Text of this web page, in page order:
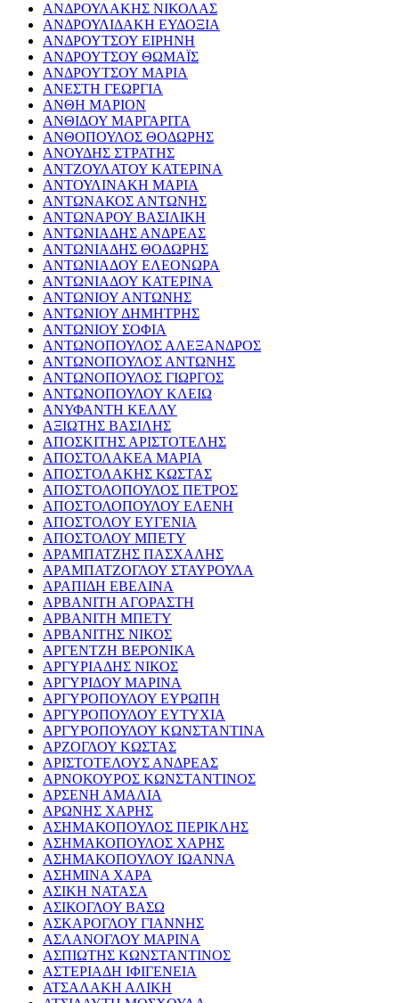
ΑΝΔΡΟΥΛΑΚΗΣ ΝΙΚΟΛΑΣ
ΑΝΔΡΟΥΛΙΔΑΚΗ ΕΥΔΟΞΙΑ
ΑΝΔΡΟΥΤΣΟΥ ΕΙΡΗΝΗ
ΑΝΔΡΟΥΤΣΟΥ ΘΩΜΑΪΣ
ΑΝΔΡΟΥΤΣΟΥ ΜΑΡΙΑ
ΑΝΕΣΤΗ ΓΕΩΡΓΙΑ
ΑΝΘΗ ΜΑΡΙΟΝ
ΑΝΘΙΔΟΥ ΜΑΡΓΑΡΙΤΑ
ΑΝΘΟΠΟΥΛΟΣ ΘΟΔΩΡΗΣ
ΑΝΟΥΔΗΣ ΣΤΡΑΤΗΣ
ΑΝΤΖΟΥΛΑΤΟΥ ΚΑΤΕΡΙΝΑ
ΑΝΤΟΥΛΙΝΑΚΗ ΜΑΡΙΑ
ΑΝΤΩΝΑΚΟΣ ΑΝΤΩΝΗΣ
ΑΝΤΩΝΑΡΟΥ ΒΑΣΙΛΙΚΗ
ΑΝΤΩΝΙΑΔΗΣ ΑΝΔΡΕΑΣ
ΑΝΤΩΝΙΑΔΗΣ ΘΟΔΩΡΗΣ
ΑΝΤΩΝΙΑΔΟΥ ΕΛΕΟΝΩΡΑ
ΑΝΤΩΝΙΑΔΟΥ ΚΑΤΕΡΙΝΑ
ΑΝΤΩΝΙΟΥ ΑΝΤΩΝΗΣ
ΑΝΤΩΝΙΟΥ ΔΗΜΗΤΡΗΣ
ΑΝΤΩΝΙΟΥ ΣΟΦΙΑ
ΑΝΤΩΝΟΠΟΥΛΟΣ ΑΛΕΞΑΝΔΡΟΣ
ΑΝΤΩΝΟΠΟΥΛΟΣ ΑΝΤΩΝΗΣ
ΑΝΤΩΝΟΠΟΥΛΟΣ ΓΙΩΡΓΟΣ
ΑΝΤΩΝΟΠΟΥΛΟΥ ΚΛΕΙΩ
ΑΝΥΦΑΝΤΗ ΚΕΛΛΥ
ΑΞΙΩΤΗΣ ΒΑΣΙΛΗΣ
ΑΠΟΣΚΙΤΗΣ ΑΡΙΣΤΟΤΕΛΗΣ
ΑΠΟΣΤΟΛΑΚΕΑ ΜΑΡΙΑ
ΑΠΟΣΤΟΛΑΚΗΣ ΚΩΣΤΑΣ
ΑΠΟΣΤΟΛΟΠΟΥΛΟΣ ΠΕΤΡΟΣ
ΑΠΟΣΤΟΛΟΠΟΥΛΟΥ ΕΛΕΝΗ
ΑΠΟΣΤΟΛΟΥ ΕΥΓΕΝΙΑ
ΑΠΟΣΤΟΛΟΥ ΜΠΕΤΥ
ΑΡΑΜΠΑΤΖΗΣ ΠΑΣΧΑΛΗΣ
ΑΡΑΜΠΑΤΖΟΓΛΟΥ ΣΤΑΥΡΟΥΛΑ
ΑΡΑΠΙΔΗ ΕΒΕΛΙΝΑ
ΑΡΒΑΝΙΤΗ ΑΓΟΡΑΣΤΗ
ΑΡΒΑΝΙΤΗ ΜΠΕΤΥ
ΑΡΒΑΝΙΤΗΣ ΝΙΚΟΣ
ΑΡΓΕΝΤΖΗ ΒΕΡΟΝΙΚΑ
ΑΡΓΥΡΙΑΔΗΣ ΝΙΚΟΣ
ΑΡΓΥΡΙΔΟΥ ΜΑΡΙΝΑ
ΑΡΓΥΡΟΠΟΥΛΟΥ ΕΥΡΩΠΗ
ΑΡΓΥΡΟΠΟΥΛΟΥ ΕΥΤΥΧΙΑ
ΑΡΓΥΡΟΠΟΥΛΟΥ ΚΩΝΣΤΑΝΤΙΝΑ
ΑΡΖΟΓΛΟΥ ΚΩΣΤΑΣ
ΑΡΙΣΤΟΤΕΛΟΥΣ ΑΝΔΡΕΑΣ
ΑΡΝΟΚΟΥΡΟΣ ΚΩΝΣΤΑΝΤΙΝΟΣ
ΑΡΣΕΝΗ ΑΜΑΛΙΑ
ΑΡΩΝΗΣ ΧΑΡΗΣ
ΑΣΗΜΑΚΟΠΟΥΛΟΣ ΠΕΡΙΚΛΗΣ
ΑΣΗΜΑΚΟΠΟΥΛΟΣ ΧΑΡΗΣ
ΑΣΗΜΑΚΟΠΟΥΛΟΥ ΙΩΑΝΝΑ
ΑΣΗΜΙΝΑ ΧΑΡΑ
ΑΣΙΚΗ ΝΑΤΑΣΑ
ΑΣΙΚΟΓΛΟΥ ΒΑΣΩ
ΑΣΚΑΡΟΓΛΟΥ ΓΙΑΝΝΗΣ
ΑΣΛΑΝΟΓΛΟΥ ΜΑΡΙΝΑ
ΑΣΠΙΩΤΗΣ ΚΩΝΣΤΑΝΤΙΝΟΣ
ΑΣΤΕΡΙΑΔΗ ΙΦΙΓΕΝΕΙΑ
ΑΤΣΑΛΑΚΗ ΑΛΙΚΗ